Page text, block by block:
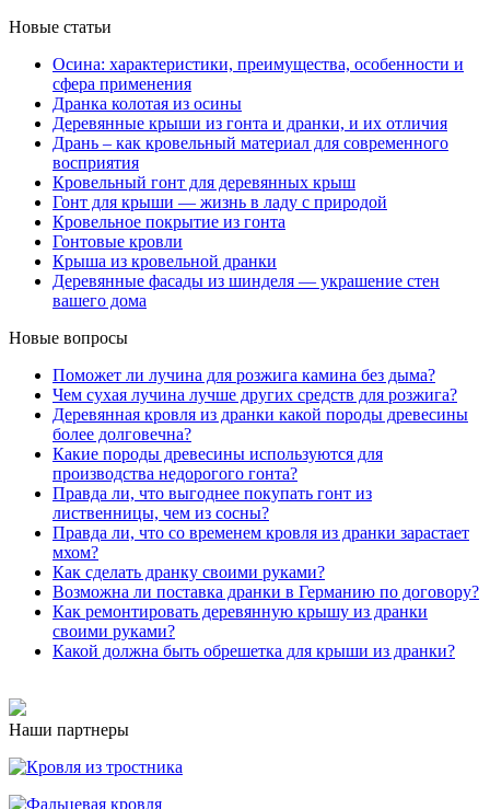
Новые статьи
Осина: характеристики, преимущества, особенности и
сфера применения
Дранка колотая из осины
Деревянные крыши из гонта и дранки, и их отличия
Дрань – как кровельный материал для современного
восприятия
Кровельный гонт для деревянных крыш
Гонт для крыши — жизнь в ладу с природой
Кровельное покрытие из гонта
Гонтовые кровли
Крыша из кровельной дранки
Деревянные фасады из шинделя — украшение стен
вашего дома
Новые вопросы
Поможет ли лучина для розжига камина без дыма?
Чем сухая лучина лучше других средств для розжига?
Деревянная кровля из дранки какой породы древесины
более долговечна?
Какие породы древесины используются для
производства недорогого гонта?
Правда ли, что выгоднее покупать гонт из
лиственницы, чем из сосны?
Правда ли, что со временем кровля из дранки зарастает
мхом?
Как сделать дранку своими руками?
Возможна ли поставка дранки в Германию по договору?
Как ремонтировать деревянную крышу из дранки
своими руками?
Какой должна быть обрешетка для крыши из дранки?
Наши партнеры